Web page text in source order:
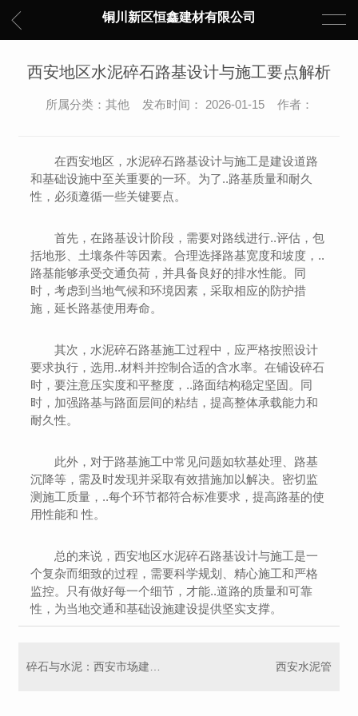
铜川新区恒鑫建材有限公司
西安地区水泥碎石路基设计与施工要点解析
所属分类：其他 发布时间： 2026-01-15 作者：
在西安地区，水泥碎石路基设计与施工是建设道路
和基础设施中至关重要的一环。为了..路基质量和耐久
性，必须遵循一些关键要点。
首先，在路基设计阶段，需要对路线进行..评估，包
括地形、土壤条件等因素。合理选择路基宽度和坡度，..
路基能够承受交通负荷，并具备良好的排水性能。同
时，考虑到当地气候和环境因素，采取相应的防护措
施，延长路基使用寿命。
其次，水泥碎石路基施工过程中，应严格按照设计
要求执行，选用..材料并控制合适的含水率。在铺设碎石
时，要注意压实度和平整度，..路面结构稳定坚固。同
时，加强路基与路面层间的粘结，提高整体承载能力和
耐久性。
此外，对于路基施工中常见问题如软基处理、路基
沉降等，需及时发现并采取有效措施加以解决。密切监
测施工质量，..每个环节都符合标准要求，提高路基的使
用性能和 性。
总的来说，西安地区水泥碎石路基设计与施工是一
个复杂而细致的过程，需要科学规划、精心施工和严格
监控。只有做好每一个细节，才能..道路的质量和可靠
性，为当地交通和基础设施建设提供坚实支撑。
西安水泥管